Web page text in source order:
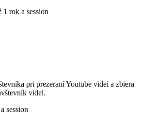
1 rok a session
pri prezeraní Youtube videí a zbiera
videl.
session